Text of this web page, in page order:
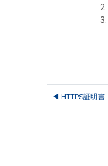
◀︎ HTTPS証明書